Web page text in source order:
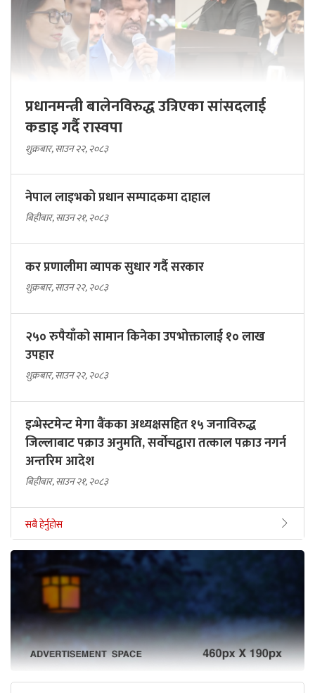
प्रधानमन्त्री बालेनविरुद्ध उत्रिएका सांसदलाई
कडाइ गर्दै रास्वपा
शुक्रबार, साउन २२, २०८३
नेपाल लाइभको प्रधान सम्पादकमा दाहाल
बिहीबार, साउन २१, २०८३
कर प्रणालीमा व्यापक सुधार गर्दै सरकार
शुक्रबार, साउन २२, २०८३
२५० रुपैयाँको सामान किनेका उपभोक्तालाई १० लाख
उपहार
शुक्रबार, साउन २२, २०८३
इन्भेस्टमेन्ट मेगा बैंकका अध्यक्षसहित १५ जनाविरुद्ध
जिल्लाबाट पक्राउ अनुमति, सर्वोचद्वारा तत्काल पक्राउ नगर्न
अन्तरिम आदेश
बिहीबार, साउन २१, २०८३
सबै हेर्नुहोस